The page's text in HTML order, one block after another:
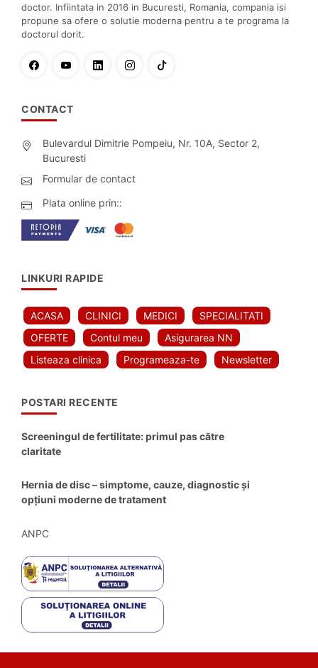
doctor. Infiintata in 2016 in Bucuresti, Romania, compania isi
propune sa ofere o solutie moderna pentru a te programa la
doctorul dorit.
CONTACT
Bulevardul Dimitrie Pompeiu, Nr. 10A, Sector 2,
Bucuresti
Formular de contact
Plata online prin::
LINKURI RAPIDE
ACASA CLINICI MEDICI
SPECIALITATI
OFERTE
Contul meu
Asigurarea NN
Listeaza clinica
Programeaza-te Newsletter
POSTARI RECENTE
Screeningul de fertilitate: primul pas către
claritate
Hernia de disc – simptome, cauze, diagnostic și
opțiuni moderne de tratament
ANPC